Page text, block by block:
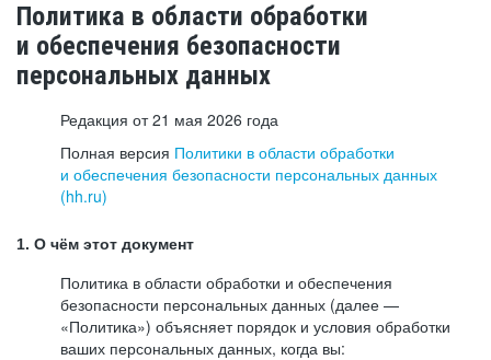
Политика в области обработки
и обеспечения безопасности
персональных данных
Редакция от 21 мая 2026 года
Полная версия Политики в области обработки
и обеспечения безопасности персональных данных
(hh.ru)
1. О чём этот документ
Политика в области обработки и обеспечения
безопасности персональных данных (далее —
«Политика») объясняет порядок и условия обработки
ваших персональных данных, когда вы: